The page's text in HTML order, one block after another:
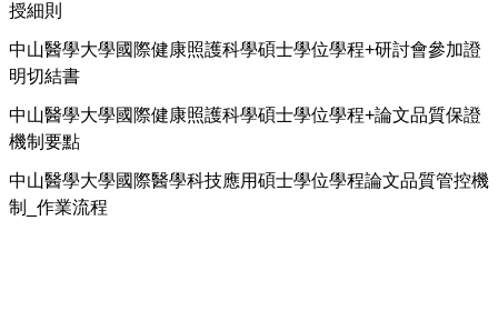
授細則
中山醫學大學國際健康照護科學碩士學位學程+研討會參加證
明切結書
中山醫學大學國際健康照護科學碩士學位學程+論文品質保證
機制要點
中山醫學大學國際醫學科技應用碩士學位學程論文品質管控機
制_作業流程